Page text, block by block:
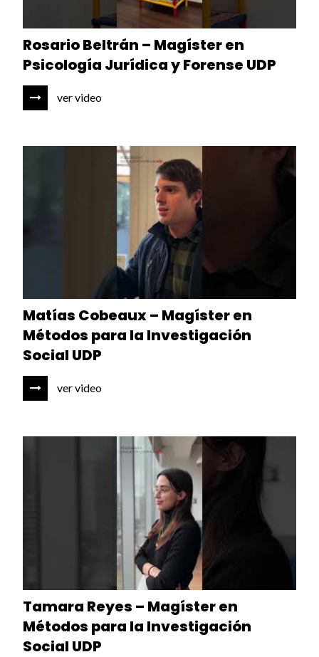
Rosario Beltrán – Magíster en
Psicología Jurídica y Forense UDP
ver video
Matías Cobeaux – Magíster en
Métodos para la Investigación
Social UDP
ver video
Tamara Reyes – Magíster en
Métodos para la Investigación
Social UDP